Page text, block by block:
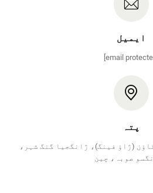
ایمیل
پتہ
ٹاؤن (ژاؤ فینگ)، ژانگجیا گنگ شہر،
صوبہ، چین